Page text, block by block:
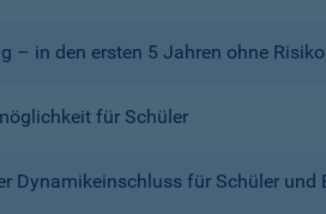
– in den ersten 5 Jahren ohne
für Schüler
Dynamikeinschluss für Schüler und